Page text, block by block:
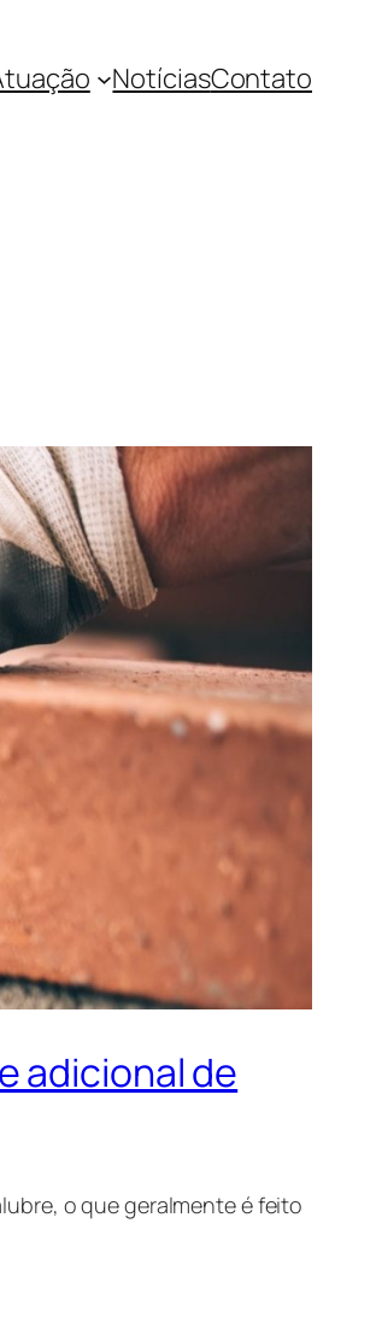
NotíciasContato
adicional de
o que geralmente é feito